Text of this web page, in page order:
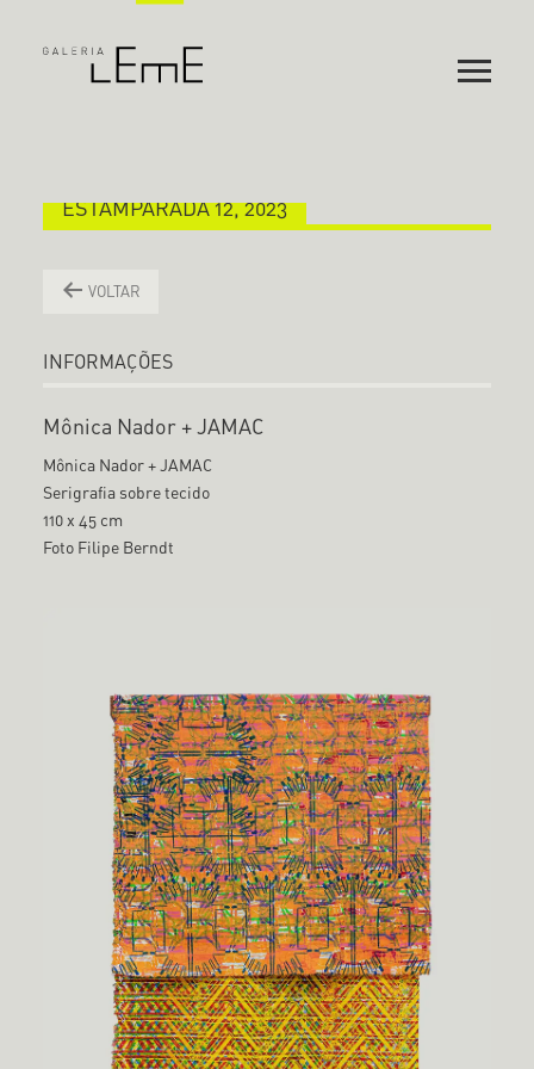
ESTAMPARADA 12, 2023
VOLTAR
INFORMAÇÕES
Mônica Nador + JAMAC
Mônica Nador + JAMAC
Serigrafia sobre tecido
110 x 45 cm
Foto Filipe Berndt